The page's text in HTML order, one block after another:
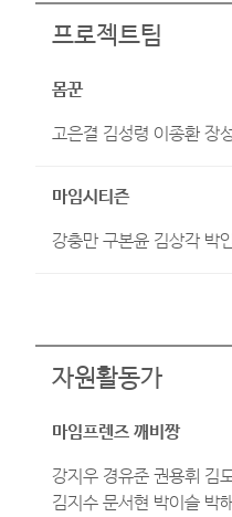
프로젝트팀
몸꾼
고은결 김성령 이종환 장
마임시티즌
강충만 구본윤 김상각 박
자원활동가
마임프렌즈 깨비짱
강지우 경유준 권용휘 김
김지수 문서현 박이슬 박